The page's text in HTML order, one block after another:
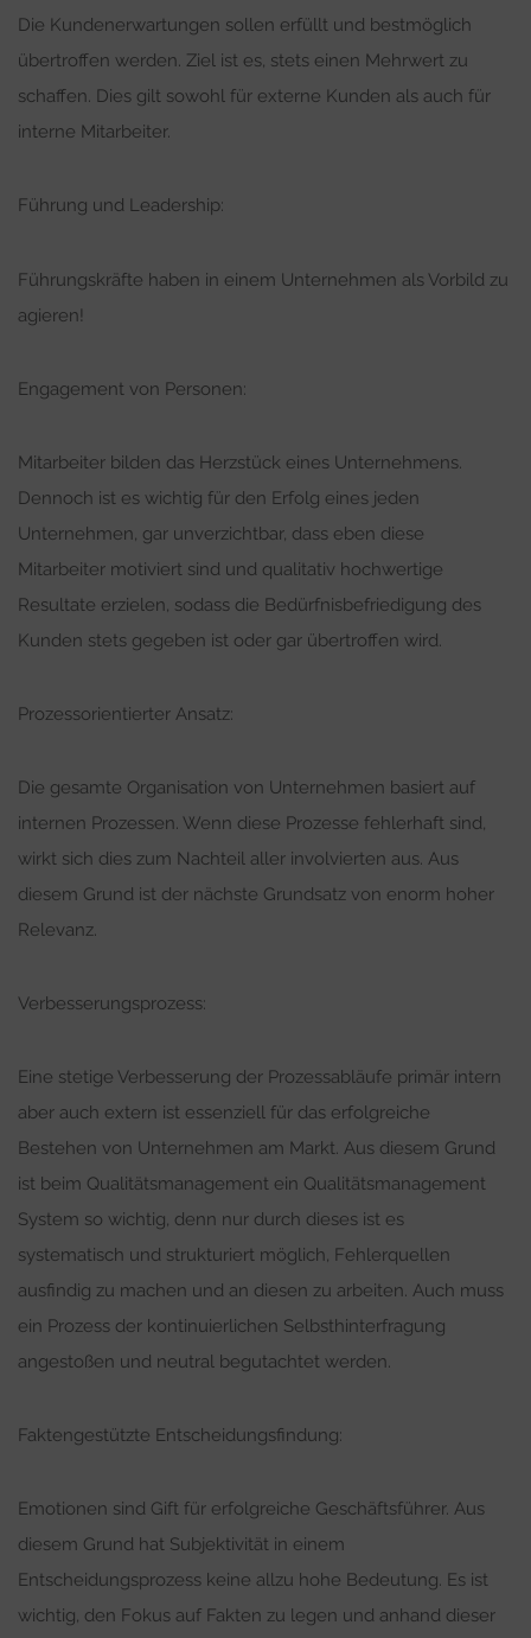
Die Kundenerwartungen sollen erfüllt und bestmöglich
übertroffen werden. Ziel ist es, stets einen Mehrwert zu
schaffen. Dies gilt sowohl für externe Kunden als auch für
interne Mitarbeiter.
Führung und Leadership:
Führungskräfte haben in einem Unternehmen als Vorbild zu
agieren!
Engagement von Personen:
Mitarbeiter bilden das Herzstück eines Unternehmens.
Dennoch ist es wichtig für den Erfolg eines jeden
Unternehmen, gar unverzichtbar, dass eben diese
Mitarbeiter motiviert sind und qualitativ hochwertige
Resultate erzielen, sodass die Bedürfnisbefriedigung des
Kunden stets gegeben ist oder gar übertroffen wird.
Prozessorientierter Ansatz:
Die gesamte Organisation von Unternehmen basiert auf
internen Prozessen. Wenn diese Prozesse fehlerhaft sind,
wirkt sich dies zum Nachteil aller involvierten aus. Aus
diesem Grund ist der nächste Grundsatz von enorm hoher
Relevanz.
Verbesserungsprozess:
Eine stetige Verbesserung der Prozessabläufe primär intern
aber auch extern ist essenziell für das erfolgreiche
Bestehen von Unternehmen am Markt. Aus diesem Grund
ist beim Qualitätsmanagement ein Qualitätsmanagement
System so wichtig, denn nur durch dieses ist es
systematisch und strukturiert möglich, Fehlerquellen
ausfindig zu machen und an diesen zu arbeiten. Auch muss
ein Prozess der kontinuierlichen Selbsthinterfragung
angestoßen und neutral begutachtet werden.
Faktengestützte Entscheidungsfindung:
Emotionen sind Gift für erfolgreiche Geschäftsführer. Aus
diesem Grund hat Subjektivität in einem
Entscheidungsprozess keine allzu hohe Bedeutung. Es ist
wichtig, den Fokus auf Fakten zu legen und anhand dieser